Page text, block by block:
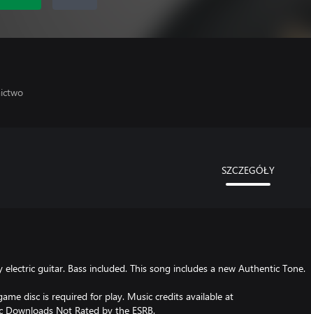
SZCZEGÓŁY
electric guitar. Bass included. This song includes a new Authentic Tone.
disc is required for play. Music credits available at
Not Rated by the ESRB.